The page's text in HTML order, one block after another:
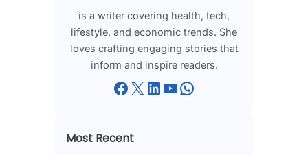
is a writer covering health, tech,
lifestyle, and economic trends. She
loves crafting engaging stories that
inform and inspire readers.
Facebook X LinkedIn YouTube WhatsApp
Most Recent